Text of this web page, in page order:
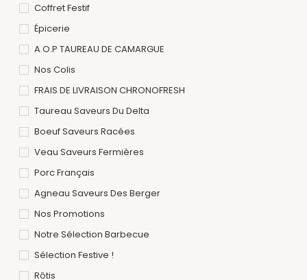
Coffret Festif
Épicerie
A.O.P TAUREAU DE CAMARGUE
Nos Colis
FRAIS DE LIVRAISON CHRONOFRESH
Taureau Saveurs Du Delta
Boeuf Saveurs Racées
Veau Saveurs Fermières
Porc Français
Agneau Saveurs Des Berger
Nos Promotions
Notre Sélection Barbecue
Sélection Festive !
Rôtis